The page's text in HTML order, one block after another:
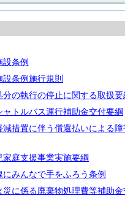
条例
条例施行規則
分の執行の停止に関する取扱要
ャトルバス運行補助金交付要綱
減措置に伴う償還払いによる
庭支援事業実施要綱
みんなで手をふろう条例
災に係る廃棄物処理費等補助金